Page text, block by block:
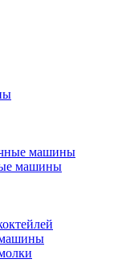
машины
машины